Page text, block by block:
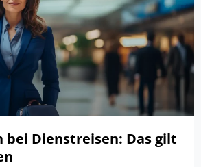
Dienstreisen: Das gilt